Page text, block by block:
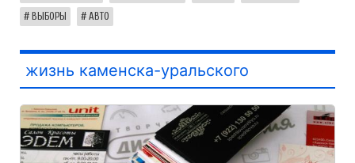
ВЫБОРЫ АВТО
жизнь каменска-уральского